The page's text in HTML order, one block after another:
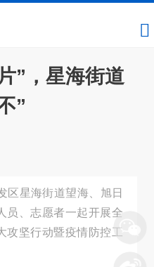
”，星海街道
”
区星海街道望海、旭日
员、志愿者一起开展全
攻坚行动暨疫情防控工